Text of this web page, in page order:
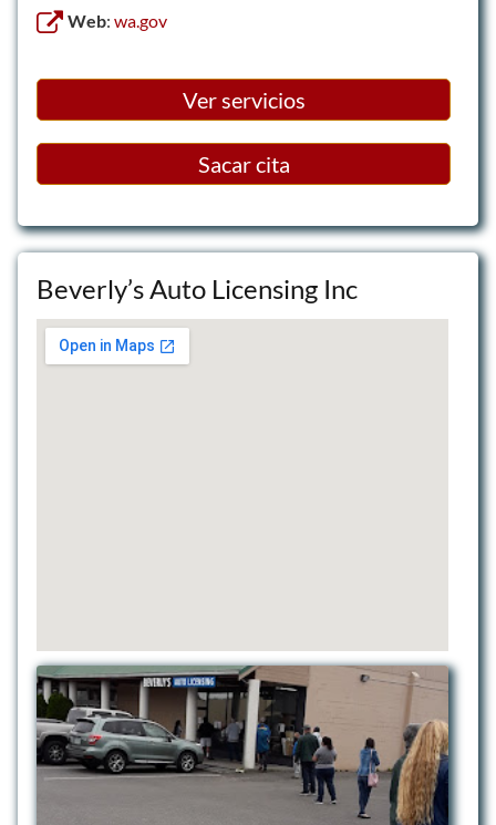
Web: wa.gov
Ver servicios
Sacar cita
Beverly’s Auto Licensing Inc